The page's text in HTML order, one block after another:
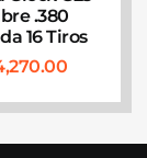
.380
16 Tiros